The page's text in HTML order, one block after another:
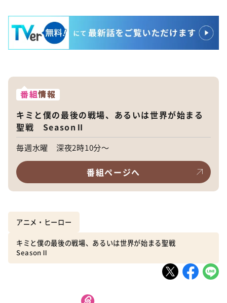
番組情報
キミと僕の最後の戦場、あるいは世界が始まる
聖戦 SeasonⅡ
毎週水曜 深夜2時10分～
番組ページへ
アニメ・ヒーロー
キミと僕の最後の戦場、あるいは世界が始まる聖戦
SeasonⅡ